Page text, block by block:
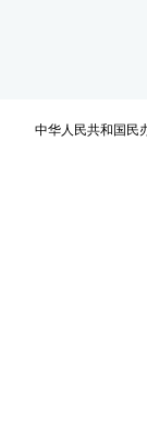
中华人民共和国民